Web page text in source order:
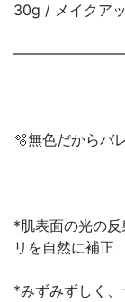
30g / メイクア
🫧無色だからバ
*肌表面の光の
リを自然に補正
*みずみずしく